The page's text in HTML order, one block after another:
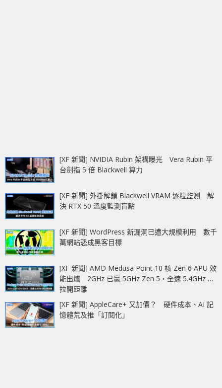
[XF 新聞] NVIDIA Rubin 架構曝光 Vera Rubin 平
台劍指 5 倍 Blackwell 算力
[XF 新聞] 外掛解鎖 Blackwell VRAM 逐粒監測 解
決 RTX 50 溫度監測盲點
[XF 新聞] WordPress 新漏洞已遭大規模利用 數千
萬網站恐成黑客目標
[XF 新聞] AMD Medusa Point 10 核 Zen 6 APU 效
能出爐 2GHz 已贏 5GHz Zen 5‧全速 5.4GHz 更
拉開距離
[XF 新聞] AppleCare+ 又加價？ 硬件成本、AI 記
憶體荒及推「訂閱化」